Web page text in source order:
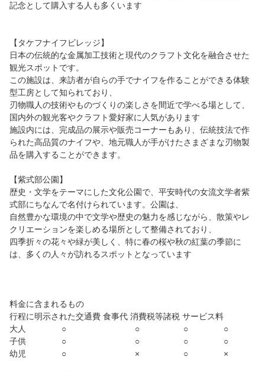
記念として購入する人も多くいます
【タケフナイフビレッジ】
日本の伝統的な金属加工技術と現代のクラフト文化を融合させた
観光スポットです。
この施設は、来訪者が自らの手でナイフを作ることができる体験
型工房として知られており、
刃物職人の技術やものづくりの楽しさを間近で学べる場として、
国内外の観光客やクラフト愛好家に人気があります
施設内には、完成品の展示や販売コーナーもあり、伝統技法で作
られた高品質のナイフや、地元職人が手がけたさまざまな刃物製
品を購入することができます。
【紫式部公園】
歴史・文学をテーマにした文化公園で、平安時代の女流文学者紫
式部にちなんで名付けられています。公園は、
自然豊かな環境の中で文学や歴史の魅力を感じながら、散策やレ
クリエーションを楽しめる場所として整備されており、
四季折々の花々や緑が美しく、特に春の桜や秋の紅葉の季節に
は、多くの人々が訪れるスポットとなっています
料金に含まれるもの
行程に明示された交通費 食事代 消費税等諸税 サービス料
大人 ○ ○ ○ ○
子供 ○ ○ ○ ○
幼児 ○ × ○ ×